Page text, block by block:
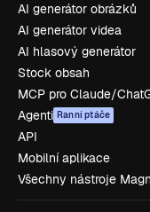
AI generátor obrázků
AI generátor videa
AI hlasový generátor
Stock obsah
MCP pro Claude/
Agenti Ranní ptáče
API
Mobilní aplikace
Všechny nástroje